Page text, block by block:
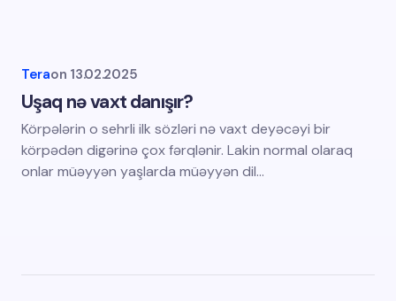
Teraon 13.02.2025
Uşaq nə vaxt danışır?
Körpələrin o sehrli ilk sözləri nə vaxt deyəcəyi bir
körpədən digərinə çox fərqlənir. Lakin normal olaraq
onlar müəyyən yaşlarda müəyyən dil…